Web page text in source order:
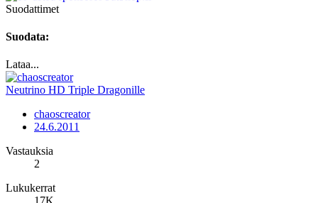
Suodattimet
Suodata:
Lataa...
Neutrino HD Triple Dragonille
chaoscreator
24.6.2011
Vastauksia
2
Lukukerrat